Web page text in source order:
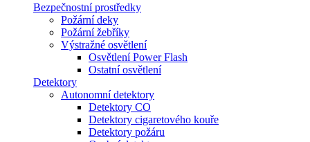
Bezpečnostní prostředky
Požární deky
Požární žebříky
Výstražné osvětlení
Osvětlení Power Flash
Ostatní osvětlení
Detektory
Autonomní detektory
Detektory CO
Detektory cigaretového kouře
Detektory požáru